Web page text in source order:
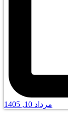
مرداد 10, 1405